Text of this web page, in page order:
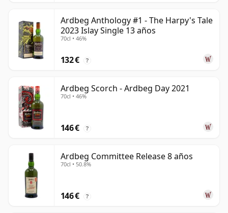
Ardbeg Anthology #1 - The Harpy's Tale
2023 Islay Single 13 años
70cl • 46%
132 € ?
Ardbeg Scorch - Ardbeg Day 2021
70cl • 46%
146 € ?
Ardbeg Committee Release 8 años
70cl • 50.8%
146 € ?